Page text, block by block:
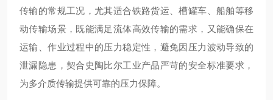
传输的常规工况，尤其适合铁路货运、槽罐车、船舶等移
动传输场景，既能满足流体高效传输的需求，又能确保在
运输、作业过程中的压力稳定性，避免因压力波动导致的
泄漏隐患，契合史陶比尔工业产品严苛的安全标准要求，
为多介质传输提供可靠的压力保障。